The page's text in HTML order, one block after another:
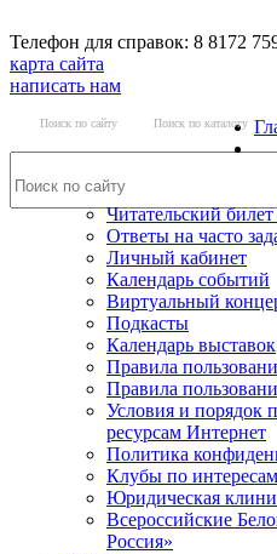
Телефон для справок: 8 8172
карта сайта
написать нам
Поиск по сайту Поиск по каталогу
Читательский
Ответы на часто
Личный кабинет
Календарь событий
Виртуальный
Подкасты
Календарь выставок
Правила
Правила
Условия и порядок
ресурсам Интернет
Политика
Клубы по интересам
Юридическая
Всероссийские
Россия»